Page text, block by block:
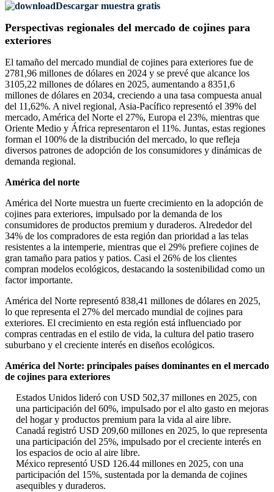
Descargar muestra gratis
Perspectivas regionales del mercado de cojines para
exteriores
El tamaño del mercado mundial de cojines para exteriores fue de
2781,96 millones de dólares en 2024 y se prevé que alcance los
3105,22 millones de dólares en 2025, aumentando a 8351,6
millones de dólares en 2034, creciendo a una tasa compuesta anual
del 11,62%. A nivel regional, Asia-Pacífico representó el 39% del
mercado, América del Norte el 27%, Europa el 23%, mientras que
Oriente Medio y África representaron el 11%. Juntas, estas regiones
forman el 100% de la distribución del mercado, lo que refleja
diversos patrones de adopción de los consumidores y dinámicas de
demanda regional.
América del norte
América del Norte muestra un fuerte crecimiento en la adopción de
cojines para exteriores, impulsado por la demanda de los
consumidores de productos premium y duraderos. Alrededor del
34% de los compradores de esta región dan prioridad a las telas
resistentes a la intemperie, mientras que el 29% prefiere cojines de
gran tamaño para patios y patios. Casi el 26% de los clientes
compran modelos ecológicos, destacando la sostenibilidad como un
factor importante.
América del Norte representó 838,41 millones de dólares en 2025,
lo que representa el 27% del mercado mundial de cojines para
exteriores. El crecimiento en esta región está influenciado por
compras centradas en el estilo de vida, la cultura del patio trasero
suburbano y el creciente interés en diseños ecológicos.
América del Norte: principales países dominantes en el mercado
de cojines para exteriores
Estados Unidos lideró con USD 502,37 millones en 2025, con
una participación del 60%, impulsado por el alto gasto en mejoras
del hogar y productos premium para la vida al aire libre.
Canadá registró USD 209,60 millones en 2025, lo que representa
una participación del 25%, impulsado por el creciente interés en
los espacios de ocio al aire libre.
México representó USD 126.44 millones en 2025, con una
participación del 15%, sustentada por la demanda de cojines
asequibles y duraderos.